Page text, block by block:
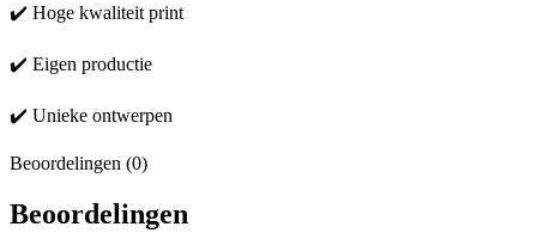
✔️ Hoge kwaliteit print
✔️ Eigen productie
✔️ Unieke ontwerpen
Beoordelingen (0)
Beoordelingen